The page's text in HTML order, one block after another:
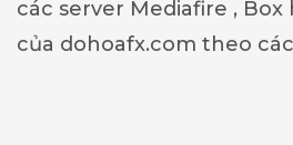
các server Mediafire ,
của dohoafx.com theo